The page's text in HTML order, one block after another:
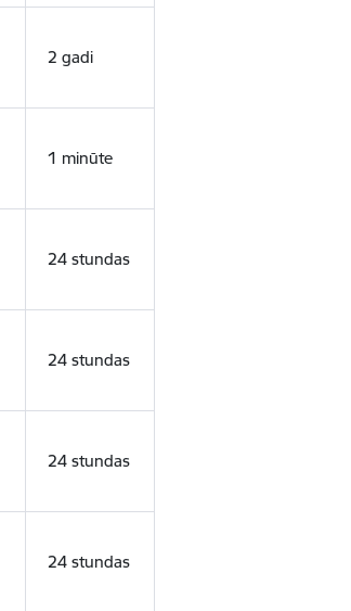
2 gadi
1 minūte
24 stundas
24 stundas
24 stundas
24 stundas